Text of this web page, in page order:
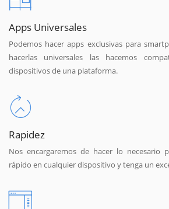
Apps Universales
Podemos hacer apps exclusivas para
hacerlas universales las hacemos
dispositivos de una plataforma.
Rapidez
Nos encargaremos de hacer lo necesario
rápido en cualquier dispositivo y tenga un